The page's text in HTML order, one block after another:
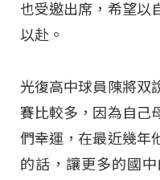
也受邀出席，希望以
以赴。
光復高中球員陳將双
賽比較多，因為自己
們幸運，在最近幾年
的話，讓更多的國